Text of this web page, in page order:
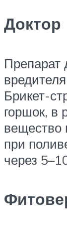
Доктор
Препарат
Брикет-
горшок, в
вещество
при
через